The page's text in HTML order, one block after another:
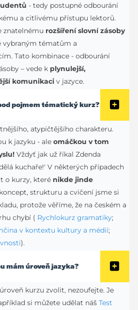
- tedy postupné odbourání
a citlivému přístupu lektorů.
znatelnému rozšíření slovní zásoby
vybraným tématům a
Tato kombinace - odbourání
– vede k plynulejší,
komunikaci v jazyce.
pojmem tématický kurz?
atypičtějšího charakteru.
k jazyku - aleomáčkou v tom
Vždyť jak už říkal Zdenda
kuchaře!' V některých případech
o kurzy, které nikde jinde
strukturu a cvičení jsme si
protože věříme, že na českém a
chybí ( Rychlokurz gramatiky;
v kontextu kultury a médií;
).
mám úroveň jazyka?
kurzu zvolit, nezoufejte. Je
si můžete udělat nášTest